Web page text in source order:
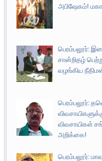
அபிஷேகம்!
பெரம்பலூர்:
சான்றிதழ்
வழங்கிய
பெரம்பலூர்:
விவசாயிகள்
அறிக்கை!
பெரம்பலூர்: